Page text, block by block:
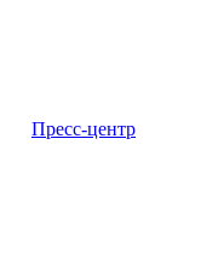
Пресс-центр